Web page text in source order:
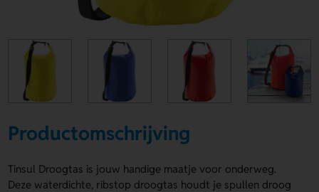
Productomschrijving
Tinsul Droogtas is jouw handige maatje voor onderweg.
Deze waterdichte, ribstop droogtas houdt je spullen droog